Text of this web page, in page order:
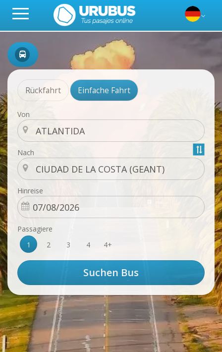
Rückfahrt Einfache Fahrt
Von
Nach
Hinreise
Passagiere
1
2 3 4 4+